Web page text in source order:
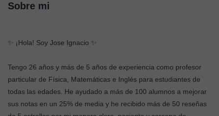
Sobre mi
✨ ¡Hola! Soy Jose Ignacio ✨
Tengo 26 años y más de 5 años de experiencia como profesor
particular de Física, Matemáticas e Inglés para estudiantes de
todas las edades. He ayudado a más de 100 alumnos a mejorar
sus notas en un 25% de media y he recibido más de 50 reseñas